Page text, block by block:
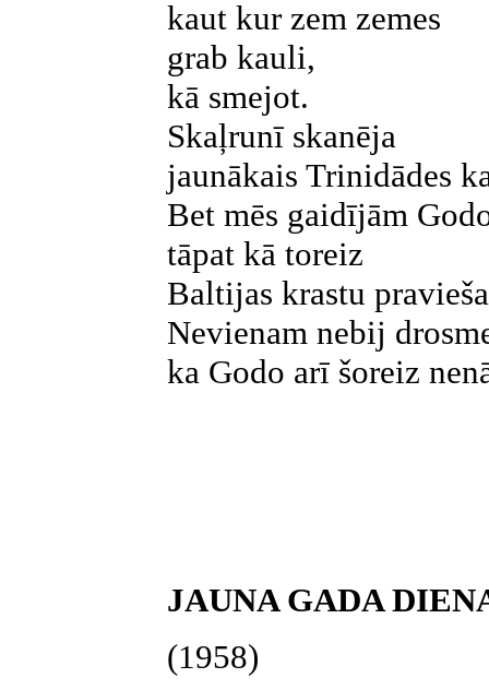
kaut kur zem zemes
grab kauli,
kā smejot.
Skaļrunī skanēja
jaunākais Trinidādes
Bet mēs gaidījām
tāpat kā toreiz
Baltijas krastu
Nevienam nebij
ka Godo arī šoreiz
JAUNA GADA
(1958)